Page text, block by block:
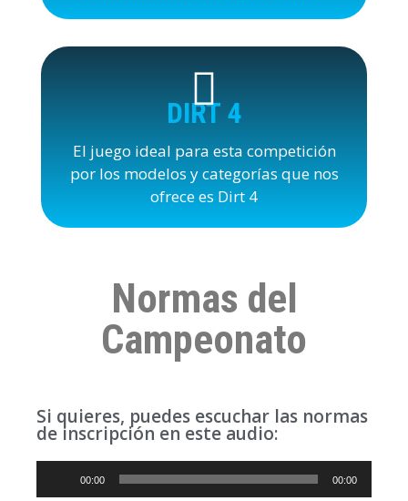
DIRT 4
El juego ideal para esta competición
por los modelos y categorías que nos
ofrece es Dirt 4
Normas del
Campeonato
Si quieres, puedes escuchar las normas
de inscripción en este audio:
Reproductor
de
00:00 00:00